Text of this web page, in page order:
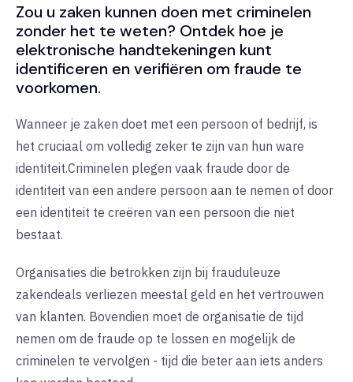
Zou u zaken kunnen doen met criminelen
zonder het te weten? Ontdek hoe je
elektronische handtekeningen kunt
identificeren en verifiëren om fraude te
voorkomen.
Wanneer je zaken doet met een persoon of bedrijf, is
het cruciaal om volledig zeker te zijn van hun ware
identiteit.Criminelen plegen vaak fraude door de
identiteit van een andere persoon aan te nemen of door
een identiteit te creëren van een persoon die niet
bestaat.
Organisaties die betrokken zijn bij frauduleuze
zakendeals verliezen meestal geld en het vertrouwen
van klanten. Bovendien moet de organisatie de tijd
nemen om de fraude op te lossen en mogelijk de
criminelen te vervolgen - tijd die beter aan iets anders